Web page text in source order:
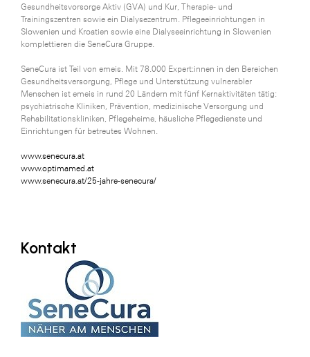
Gesundheitsvorsorge Aktiv (GVA) und Kur, Therapie- und
Trainingszentren sowie ein Dialysezentrum. Pflegeeinrichtungen in
Slowenien und Kroatien sowie eine Dialyseeinrichtung in Slowenien
komplettieren die SeneCura Gruppe.
SeneCura ist Teil von emeis. Mit 78.000 Expert:innen in den Bereichen
Gesundheitsversorgung, Pflege und Unterstützung vulnerabler
Menschen ist emeis in rund 20 Ländern mit fünf Kernaktivitäten tätig:
psychiatrische Kliniken, Prävention, medizinische Versorgung und
Rehabilitationskliniken, Pflegeheime, häusliche Pflegedienste und
Einrichtungen für betreutes Wohnen.
www.senecura.at
www.optimamed.at
www.senecura.at/25-jahre-senecura/
Kontakt